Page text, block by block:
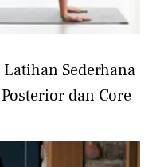
Latihan Sederhana
dan Core